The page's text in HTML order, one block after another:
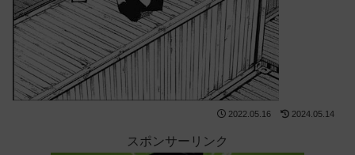
2022.05.16 2024.05.14
スポンサーリンク